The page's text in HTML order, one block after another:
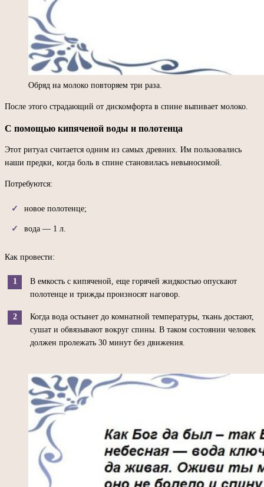
Обряд на молоко повторяем три раза.
После этого страдающий от дискомфорта в спине выпивает молоко.
С помощью кипяченой воды и полотенца
Этот ритуал считается одним из самых древних. Им пользовались
наши предки, когда боль в спине становилась невыносимой.
Потребуются:
новое полотенце;
вода — 1 л.
Как провести:
В емкость с кипяченой, еще горячей жидкостью опускают
полотенце и трижды произносят наговор.
Когда вода остынет до комнатной температуры, ткань достают,
сушат и обвязывают вокруг спины. В таком состоянии человек
должен пролежать 30 минут без движения.